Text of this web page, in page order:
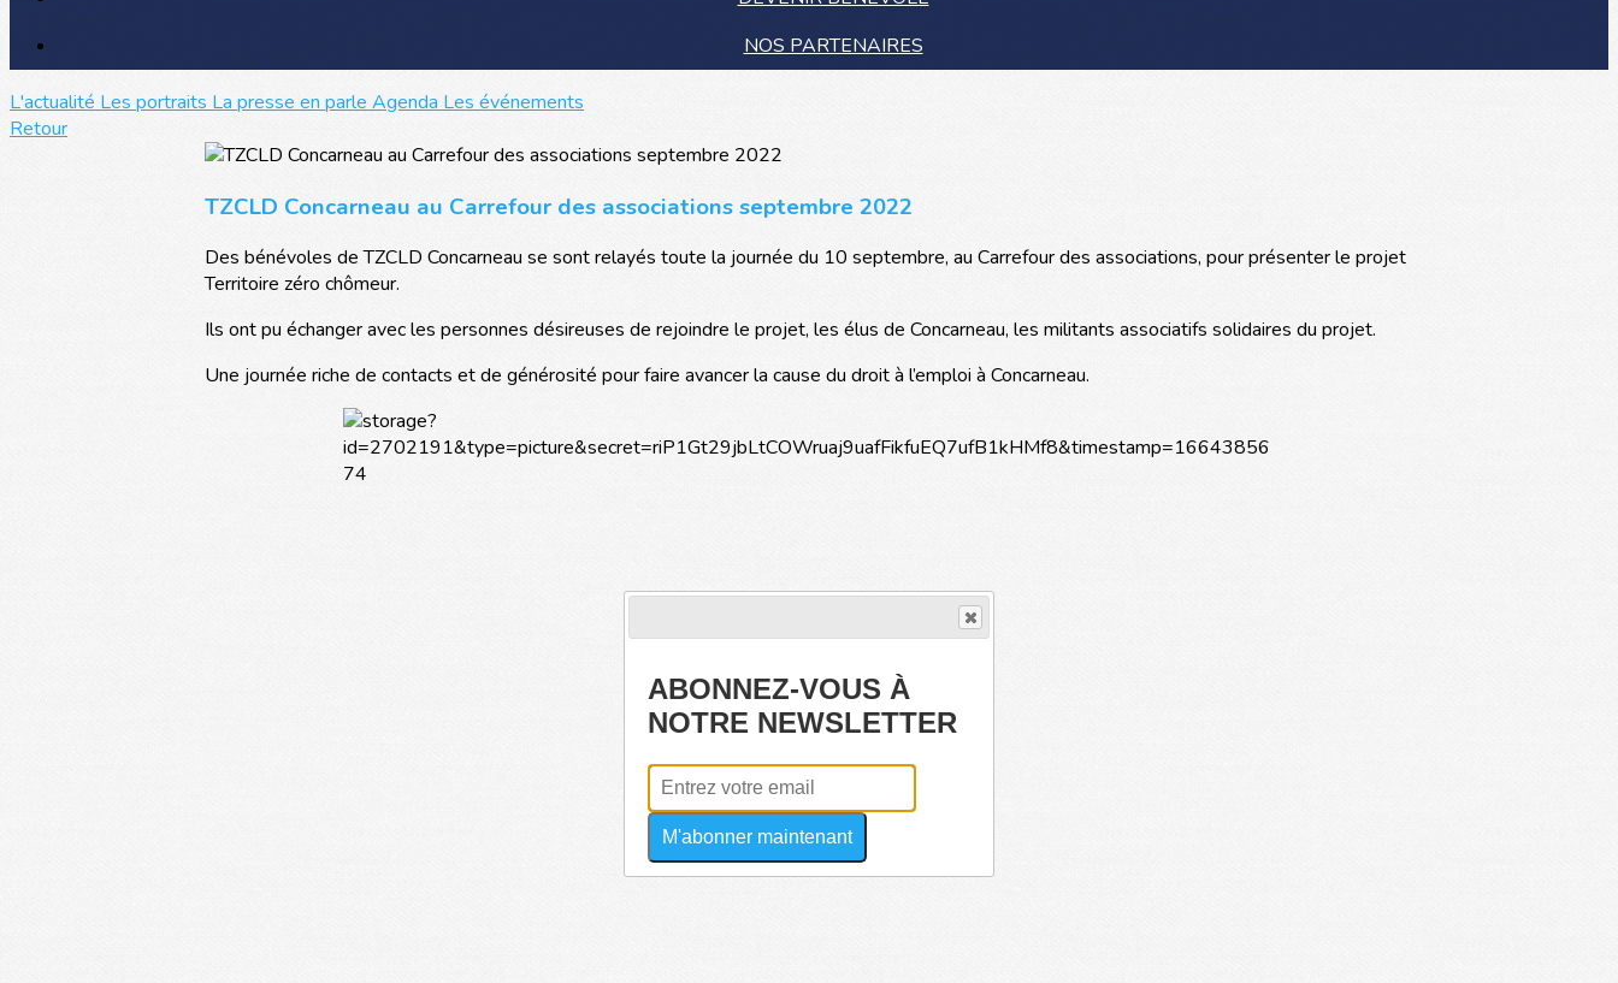
NOS PARTENAIRES
L'actualité Les portraits La presse en parle Agenda Les événements
Retour
TZCLD Concarneau au Carrefour des associations septembre 2022
Des bénévoles de TZCLD Concarneau se sont relayés toute la journée du 10 septembre, au Carrefour des associations, pour présenter le projet
Territoire zéro chômeur.
Ils ont pu échanger avec les personnes désireuses de rejoindre le projet, les élus de Concarneau, les militants associatifs solidaires du projet.
Une journée riche de contacts et de générosité pour faire avancer la cause du droit à l’emploi à Concarneau.
ABONNEZ-VOUS À
NOTRE NEWSLETTER
M'abonner maintenant